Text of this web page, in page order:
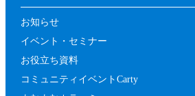
お知らせ
イベント・セミナー
お役立ち資料
コミュニティイベントCarty